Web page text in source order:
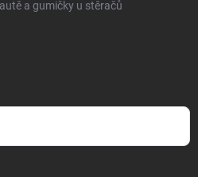
a gumičky u stěračů